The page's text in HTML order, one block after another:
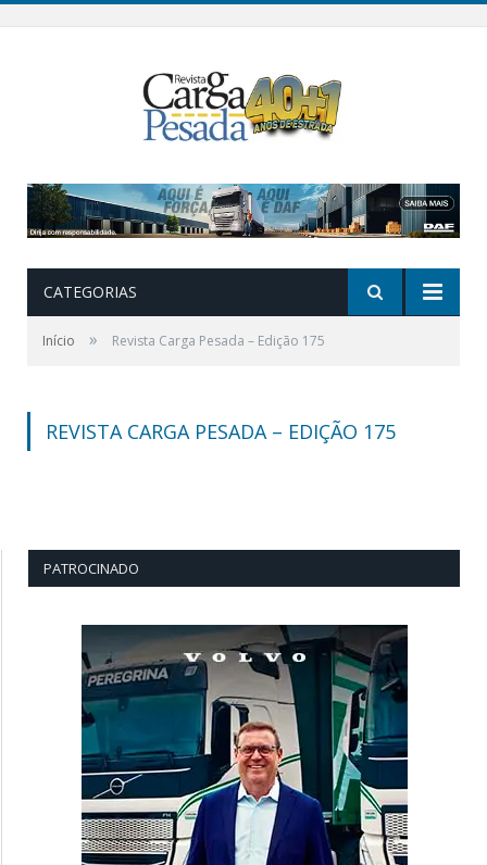
CATEGORIAS
Início » Revista Carga Pesada – Edição 175
REVISTA CARGA PESADA – EDIÇÃO 175
PATROCINADO